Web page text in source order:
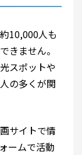
10,000人も
きません。
スポットや
の多くが関
サイトで情
ームで活動